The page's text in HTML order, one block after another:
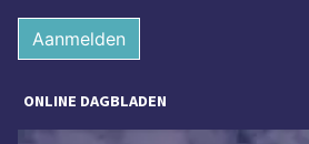
Aanmelden
ONLINE DAGBLADEN